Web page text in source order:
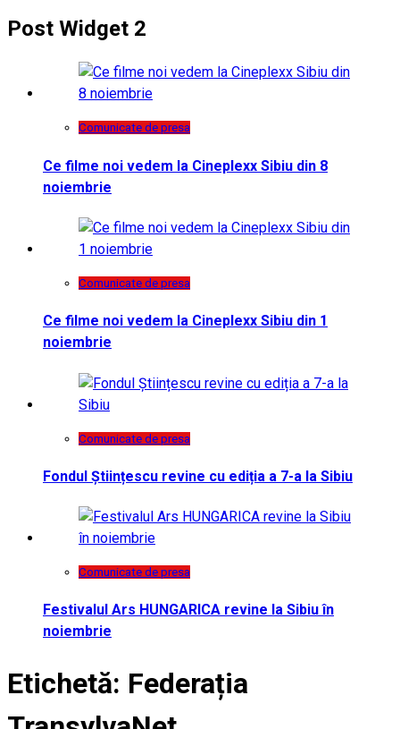
Post Widget 2
Comunicate de presa
Ce filme noi vedem la Cineplexx Sibiu din 8
noiembrie
Comunicate de presa
Ce filme noi vedem la Cineplexx Sibiu din 1
noiembrie
Comunicate de presa
Fondul Științescu revine cu ediția a 7-a la Sibiu
Comunicate de presa
Festivalul Ars HUNGARICA revine la Sibiu în
noiembrie
Etichetă: Federația